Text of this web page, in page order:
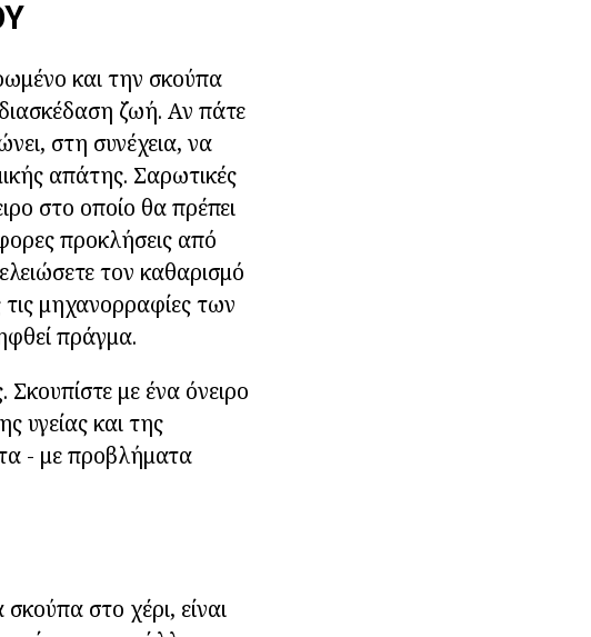
και την σκούπα
ζωή. Αν πάτε
στη συνέχεια, να
απάτης. Σαρωτικές
στο οποίο θα πρέπει
προκλήσεις από
τον καθαρισμό
μηχανορραφίες των
πράγμα.
με ένα όνειρο
υγείας και της
- με προβλήματα
στο χέρι, είναι